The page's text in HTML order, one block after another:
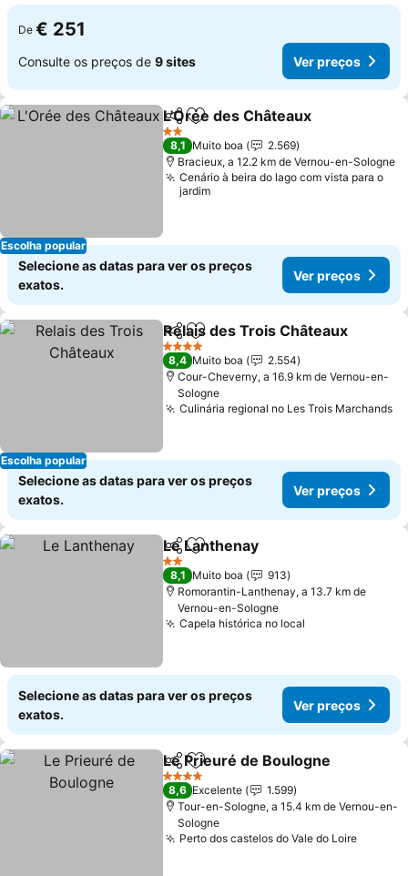
De € 251
Consulte os preços de 9 sites Ver preços
Escolha popular
PartilharAdicionar aos favoritos
L'Orée des Châteaux
2 Estrelas
8,1 Muito boa
2.569
Bracieux, a 12.2 km de Vernou-en-Sologne
Cenário à beira do lago com vista para o
jardim
Selecione as datas para ver os preços
exatos.
Ver preços
Escolha popular
PartilharAdicionar aos favoritos
Relais des Trois Châteaux
4 Estrelas
8,4 Muito boa
2.554
Cour-Cheverny, a 16.9 km de Vernou-en-
Sologne
Culinária regional no Les Trois Marchands
Selecione as datas para ver os preços
exatos.
Ver preços
PartilharAdicionar aos favoritos
Le Lanthenay
2 Estrelas
8,1 Muito boa
913
Romorantin-Lanthenay, a 13.7 km de
Vernou-en-Sologne
Capela histórica no local
Selecione as datas para ver os preços
exatos.
Ver preços
PartilharAdicionar aos favoritos
Le Prieuré de Boulogne
4 Estrelas
8,6 Excelente
1.599
Tour-en-Sologne, a 15.4 km de Vernou-en-
Sologne
Perto dos castelos do Vale do Loire